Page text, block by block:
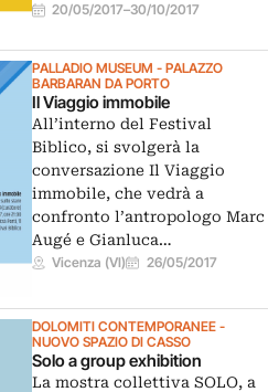
20/05/2017–30/10/2017
PALLADIO MUSEUM - PALAZZO
BARBARAN DA PORTO
Il Viaggio immobile
All’interno del Festival
Biblico, si svolgerà la
conversazione Il Viaggio
immobile, che vedrà a
confronto l’antropologo Marc
Augé e Gianluca…
Vicenza (VI) 26/05/2017
DOLOMITI CONTEMPORANEE -
NUOVO SPAZIO DI CASSO
Solo a group exhibition
La mostra collettiva SOLO, a